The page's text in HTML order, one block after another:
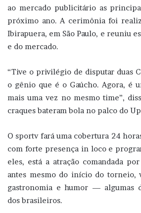
ao mercado publicitário as
próximo ano. A cerimônia foi
Ibirapuera, em São Paulo, e reuniu
e do mercado.
“Tive o privilégio de disputar duas
o gênio que é o Gaúcho. Agora, é
mais uma vez no mesmo time”,
craques bateram bola no palco do
O sportv fará uma cobertura 24
com forte presença in loco e
eles, está a atração comandada
antes mesmo do início do torneio,
gastronomia e humor — algumas
dos brasileiros.